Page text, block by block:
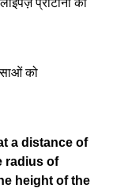
प्रोटीनों को
को
a distance of
radius of
height of the